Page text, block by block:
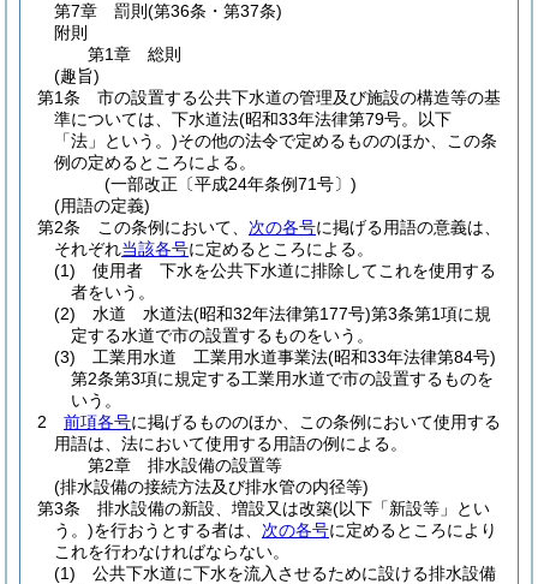
第7章
罰則 (第36条・第37条)
附則
第1章
総則
(趣旨)
第1条
市の設置する公共下水道の管理及び施設の構造等の基
準については、下水道法(昭和33年法律第79号。以下
「法」という。)その他の法令で定めるもののほか、この条
例の定めるところによる。
(一部改正〔平成24年条例71号〕)
(用語の定義)
第2条
この条例において、 次の各号に掲げる用語の意義は、
それぞれ当該各号に定めるところによる。
(1)
使用者 下水を公共下水道に排除してこれを使用する
者をいう。
(2)
水道 水道法(昭和32年法律第177号)第3条第1項に規
定する水道で市の設置するものをいう。
(3)
工業用水道 工業用水道事業法(昭和33年法律第84号)
第2条第3項に規定する工業用水道で市の設置するものを
いう。
2
前項各号に掲げるもののほか、この条例において使用する
用語は、法において使用する用語の例による。
第2章
排水設備の設置等
(排水設備の接続方法及び排水管の内径等)
第3条
排水設備の新設、増設又は改築(以下「新設等」とい
う。)を行おうとする者は、 次の各号に定めるところにより
これを行わなければならない。
(1)
公共下水道に下水を流入させるために設ける排水設備